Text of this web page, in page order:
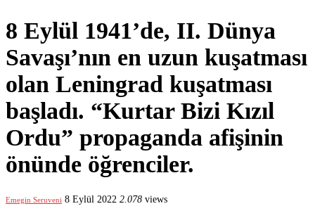
8 Eylül 1941’de, II. Dünya
Savaşı’nın en uzun kuşatması
olan Leningrad kuşatması
başladı. “Kurtar Bizi Kızıl
Ordu” propaganda afişinin
önünde öğrenciler.
Emegin Seruveni 8 Eylül 2022 2.078 views